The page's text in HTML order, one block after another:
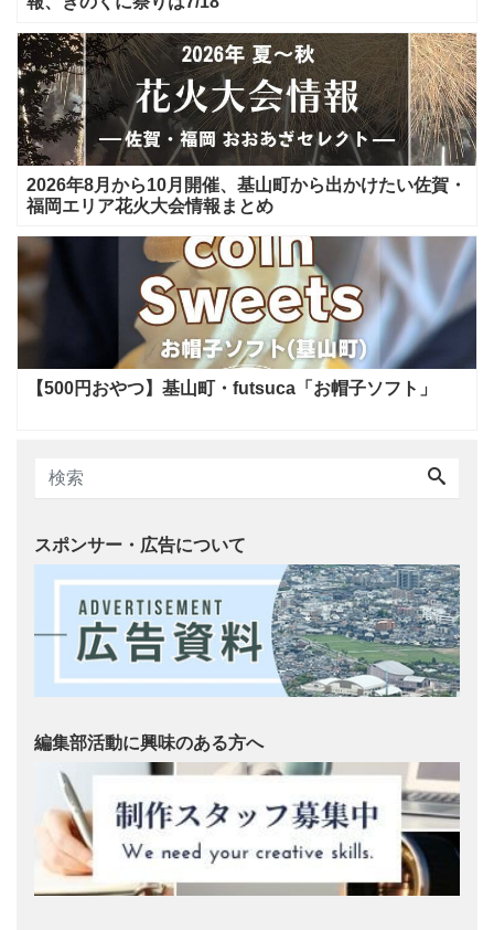
2026年8月から10月開催、基山町から出かけたい佐賀・
福岡エリア花火大会情報まとめ
【500円おやつ】基山町・futsuca「お帽子ソフト」
スポンサー・広告について
編集部活動に興味のある方へ